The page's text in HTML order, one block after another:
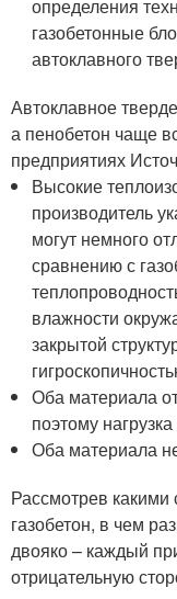
определения
газобетонные
автоклавного
Автоклавное
а пенобетон чаще
предприятиях
Высокие
производитель
могут немного
сравнению с
влажности
закрытой
Оба материала
поэтому
Оба материала
Рассмотрев
газобетон, в чем
двояко – каждый
отрицательную